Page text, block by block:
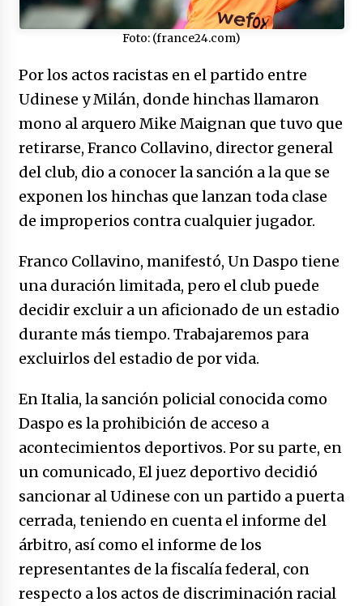
Captura de Maduro, donde manda capitán,
04/01/2026
Otro regalo navideño de Petrosky, al caído
caerle
31/12/2025
Que sea un hecho el decreto que quita prima
de servicios a honorables zánganos
31/12/2025
El aumento del mínimo causa escozor en
pueblo colombiano
31/12/2025
Atlético Nacional se quedó con laCopa
Colombia 2025
Junior se coronó campeón del fútbol
colombiano
16/12/2025
Foto: (france24.com)
Por los actos racistas en el partido entre
Udinese y Milán, donde hinchas llamaron
mono al arquero Mike Maignan que tuvo que
retirarse, Franco Collavino, director general
del club, dio a conocer la sanción a la que se
exponen los hinchas que lanzan toda clase
de improperios contra cualquier jugador.
Franco Collavino, manifestó, Un Daspo tiene
una duración limitada, pero el club puede
decidir excluir a un aficionado de un estadio
durante más tiempo. Trabajaremos para
excluirlos del estadio de por vida.
En Italia, la sanción policial conocida como
Daspo es la prohibición de acceso a
acontecimientos deportivos. Por su parte, en
un comunicado, El juez deportivo decidió
sancionar al Udinese con un partido a puerta
cerrada, teniendo en cuenta el informe del
árbitro, así como el informe de los
representantes de la fiscalía federal, con
respecto a los actos de discriminación racial